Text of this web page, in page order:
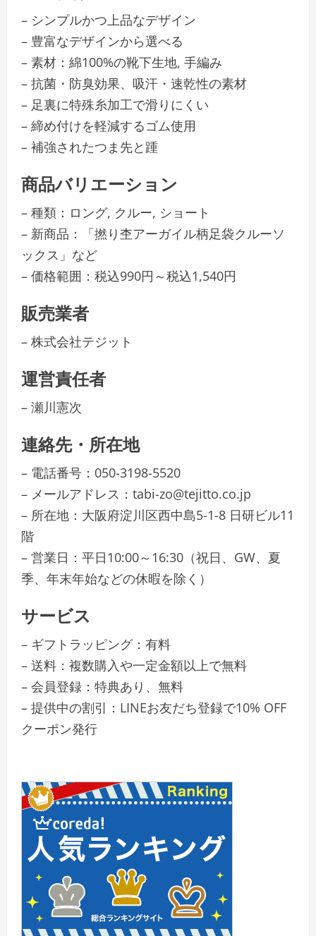
– シンプルかつ上品なデザイン
– 豊富なデザインから選べる
– 素材：綿100%の靴下生地, 手編み
– 抗菌・防臭効果、吸汗・速乾性の素材
– 足裏に特殊糸加工で滑りにくい
– 締め付けを軽減するゴム使用
– 補強されたつま先と踵
商品バリエーション
– 種類：ロング, クルー, ショート
– 新商品：「撚り杢アーガイル柄足袋クルーソ
ックス」など
– 価格範囲：税込990円～税込1,540円
販売業者
– 株式会社テジット
運営責任者
– 瀬川憲次
連絡先・所在地
– 電話番号：050-3198-5520
– メールアドレス：tabi-zo@tejitto.co.jp
– 所在地：大阪府淀川区西中島5-1-8 日研ビル11
階
– 営業日：平日10:00～16:30（祝日、GW、夏
季、年末年始などの休暇を除く）
サービス
– ギフトラッピング：有料
– 送料：複数購入や一定金額以上で無料
– 会員登録：特典あり、無料
– 提供中の割引：LINEお友だち登録で10% OFF
クーポン発行